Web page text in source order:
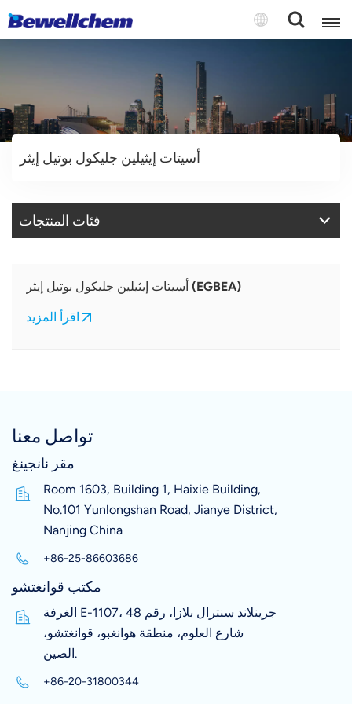
English
Русский
بالعربية
中文
Español
أسيتات إيثيلين جليكول بوتيل إيثر
فئات المنتجات
أسيتات إيثيلين جليكول بوتيل إيثر (EGBEA)
اقرأ المزيد
تواصل معنا
مقر نانجينغ
Room 1603, Building 1, Haixie Building,
No.101 Yunlongshan Road, Jianye District,
Nanjing China
+86-25-86603686
مكتب قوانغتشو
الغرفة E-1107، جرينلاند سنترال بلازا، رقم 48
شارع العلوم، منطقة هوانغبو، قوانغتشو،
الصين.
+86-20-31800344